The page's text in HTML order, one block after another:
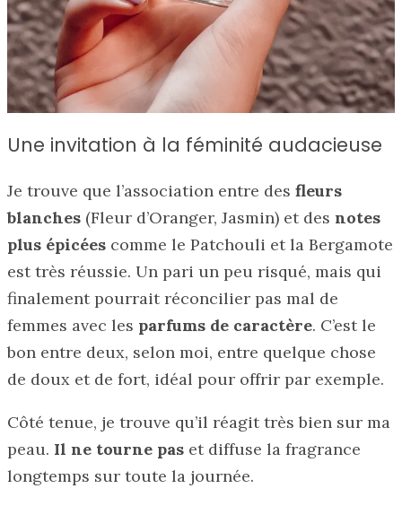
Une invitation à la féminité audacieuse
Je trouve que l’association entre des fleurs
blanches (Fleur d’Oranger, Jasmin) et des notes
plus épicées comme le Patchouli et la Bergamote
est très réussie. Un pari un peu risqué, mais qui
finalement pourrait réconcilier pas mal de
femmes avec les parfums de caractère. C’est le
bon entre deux, selon moi, entre quelque chose
de doux et de fort, idéal pour offrir par exemple.
Côté tenue, je trouve qu’il réagit très bien sur ma
peau. Il ne tourne pas et diffuse la fragrance
longtemps sur toute la journée.